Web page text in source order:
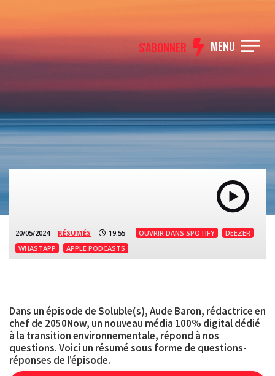
S'ABONNER MENU
20/05/2024 RÉSUMÉS 19:55 OUVRIR DANS SPOTIFY
DEEZER
WHASTAPP
APPLE PODCASTS
Dans un épisode de Soluble(s), Aude Baron, rédactrice en
chef de 2050Now, un nouveau média 100% digital dédié
à la transition environnementale, répond à nos
questions. Voici un résumé sous forme de questions-
réponses de l’épisode.